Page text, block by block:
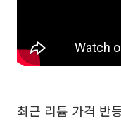
최근 리튬 가격 반